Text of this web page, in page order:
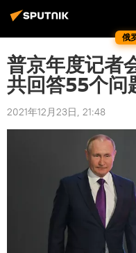
俄
普京年度记者
共回答55个问
2021年12月23日, 21:48